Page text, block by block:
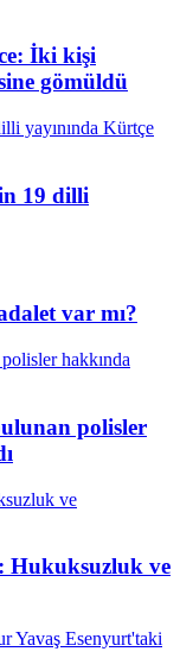
İki kişi
gömüldü
19 dilli
var mı?
polisler
Hukuksuzluk ve